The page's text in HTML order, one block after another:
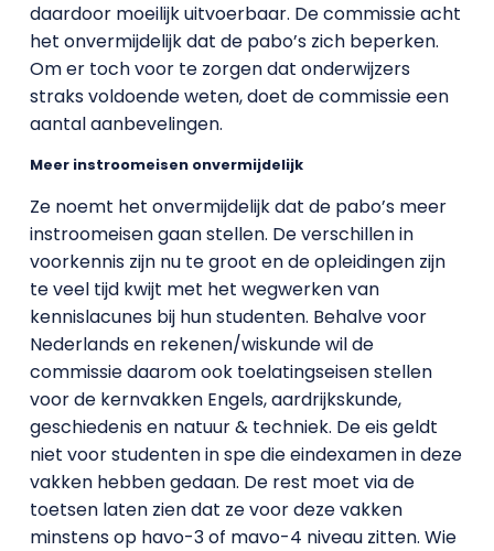
daardoor moeilijk uitvoerbaar. De commissie acht
het onvermijdelijk dat de pabo’s zich beperken.
Om er toch voor te zorgen dat onderwijzers
straks voldoende weten, doet de commissie een
aantal aanbevelingen.
Meer instroomeisen onvermijdelijk
Ze noemt het onvermijdelijk dat de pabo’s meer
instroomeisen gaan stellen. De verschillen in
voorkennis zijn nu te groot en de opleidingen zijn
te veel tijd kwijt met het wegwerken van
kennislacunes bij hun studenten. Behalve voor
Nederlands en rekenen/wiskunde wil de
commissie daarom ook toelatingseisen stellen
voor de kernvakken Engels, aardrijkskunde,
geschiedenis en natuur & techniek. De eis geldt
niet voor studenten in spe die eindexamen in deze
vakken hebben gedaan. De rest moet via de
toetsen laten zien dat ze voor deze vakken
minstens op havo-3 of mavo-4 niveau zitten. Wie